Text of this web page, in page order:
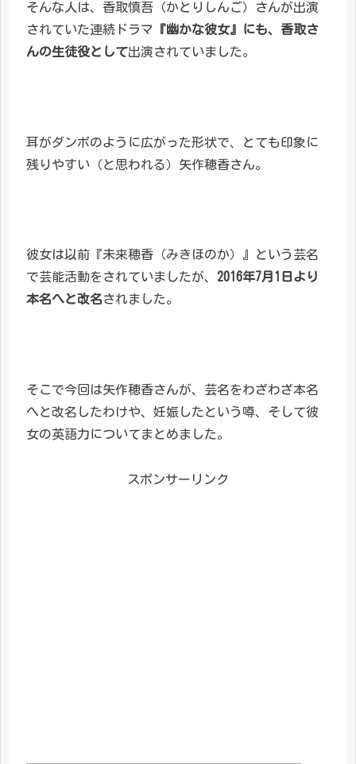
そんな人は、香取慎吾（かとりしんご）さんが出演
されていた連続ドラマ 『幽かな彼女』にも、香取さ
んの生徒役として出演されていました。
耳がダンボのように広がった形状で、とても印象に
残りやすい（と思われる）矢作穂香さん。
彼女は以前『未来穂香（みきほのか）』という芸名
で芸能活動をされていましたが、 2016年7月1日より
本名へと改名されました。
そこで今回は矢作穂香さんが、芸名をわざわざ本名
へと改名したわけや、妊娠したという噂、そして彼
女の英語力についてまとめました。
スポンサーリンク